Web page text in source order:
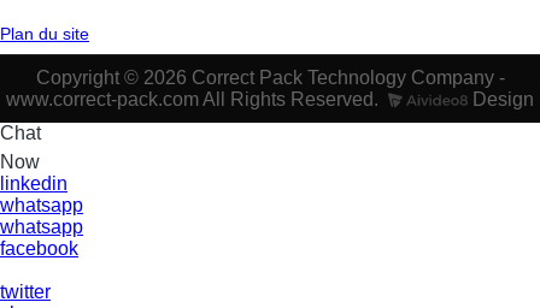
Plan du site
Copyright © 2026 Correct Pack Technology Company -
www.correct-pack.com All Rights Reserved.
Design
Chat
Now
linkedin
whatsapp
whatsapp
facebook
twitter